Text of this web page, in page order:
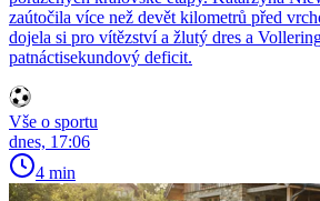
zaútočila více než devět kilometrů před
dojela si pro vítězství a žlutý dres a
patnáctisekundový deficit.
Vše o sportu
dnes, 17:06
4 min